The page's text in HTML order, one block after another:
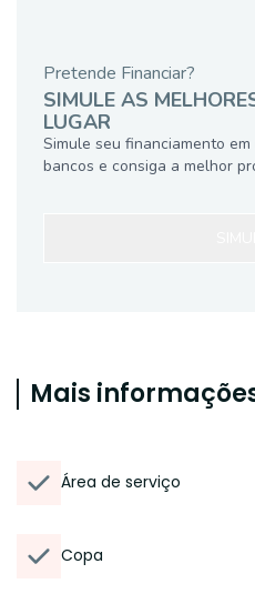
Pretende Financiar?
SIMULE AS
LUGAR
Simule seu financiamento
bancos e consiga a melhor
Mais
Área de serviço
Copa